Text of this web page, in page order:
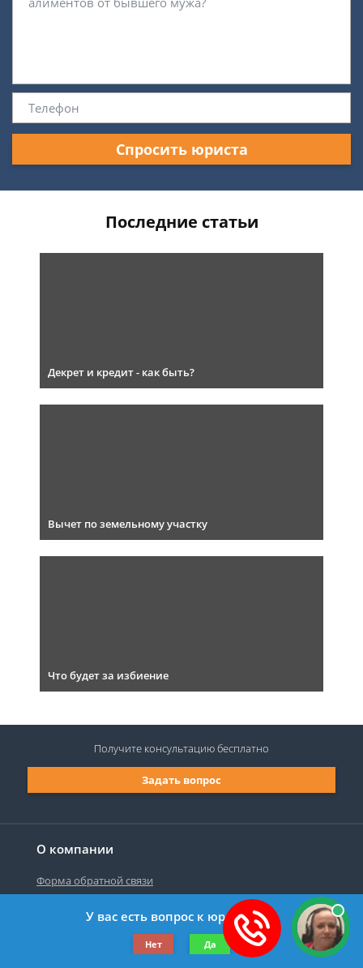
Спросить юриста
Последние статьи
Декрет и кредит - как быть?
Вычет по земельному участку
Что будет за избиение
О компании
Форма обратной связи
©2019-2026 Все права защищены.
Задать вопрос
Получите консультациюбесплатно
У вас есть вопрос к юристу?
Нет Да